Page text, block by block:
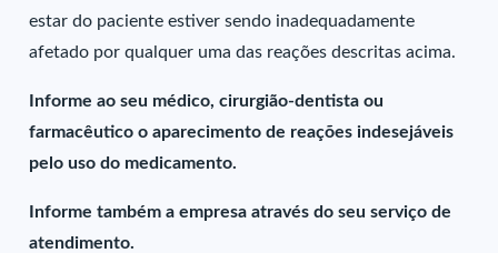
estar do paciente estiver sendo inadequadamente
afetado por qualquer uma das reações descritas acima.
Informe ao seu médico, cirurgião-dentista ou
farmacêutico o aparecimento de reações indesejáveis
pelo uso do medicamento.
Informe também a empresa através do seu serviço de
atendimento.